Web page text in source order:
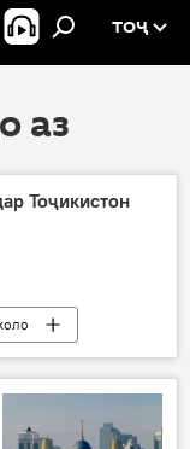
ТОҶ
аз
Тоҷикистон